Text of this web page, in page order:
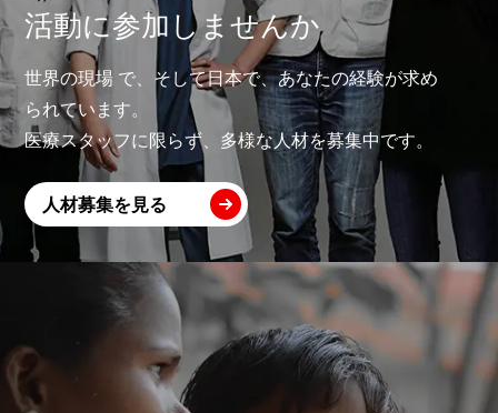
活動に参加しませんか
世界の現場 で、そして日本で、あなたの経験が求め
られています。
医療スタッフに限らず、多様な人材を募集中です。
人材募集を見る